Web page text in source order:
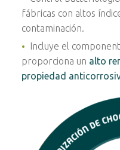
fábricas con altos
contaminación.
Incluye el
proporciona un alto
propiedad